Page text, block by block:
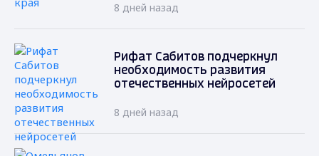
8 дней назад
Рифат Сабитов подчеркнул
необходимость развития
отечественных нейросетей
8 дней назад